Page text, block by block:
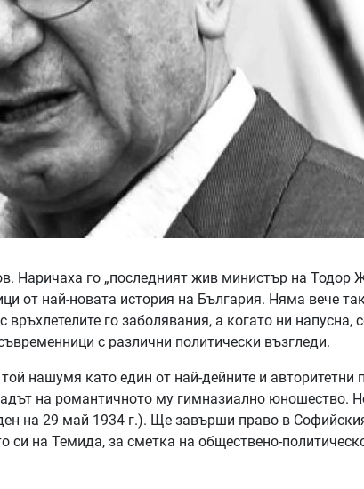
Наричаха го „последният жив министър на Тодор
от най-новата история на България. Няма вече
го заболявания, а когато ни напусна,
с различни политически възгледи.
нашумя като един от най-дейните и авторитетни
на романтичното му гимназиално юношество.
на 29 май 1934 г.). Ще завърши право в
си на Темида, за сметка на обществено-